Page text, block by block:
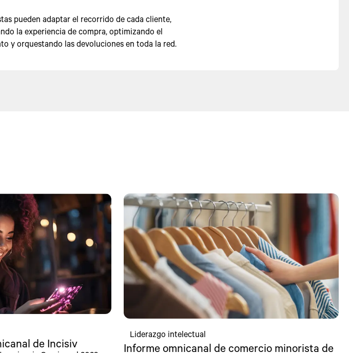
pueden adaptar el recorrido de cada cliente,
la experiencia de compra, optimizando el
y orquestando las devoluciones en toda la red.
de Incisiv
Liderazgo intelectual
Informe omnicanal de comercio minorista de